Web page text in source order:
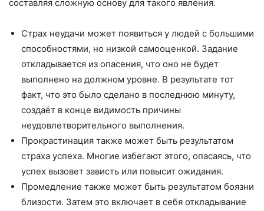
составляя сложную основу для такого явления.
Страх неудачи может появиться у людей с большими
способностями, но низкой самооценкой. Задание
откладывается из опасения, что оно не будет
выполнено на должном уровне. В результате тот
факт, что это было сделано в последнюю минуту,
создаёт в конце видимость причины
неудовлетворительного выполнения.
Прокрастинация также может быть результатом
страха успеха. Многие избегают этого, опасаясь, что
успех вызовет зависть или повысит ожидания.
Промедление также может быть результатом боязни
близости. Затем это включает в себя откладывание